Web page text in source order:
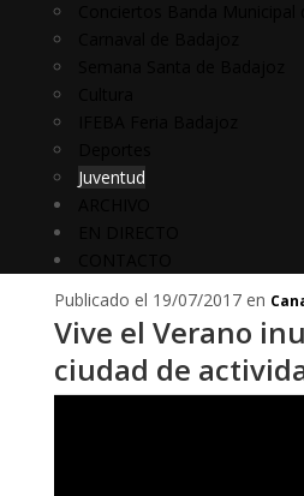
Juventud
Publicado el 19/07/2017 en
Vive el Verano
ciudad de